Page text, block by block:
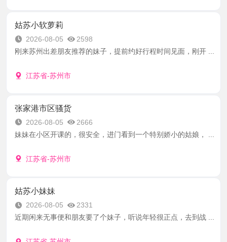
姑苏小软萝莉
2026-08-05
2598
刚来苏州出差朋友推荐的妹子，提前约好行程时间见面，刚开 ...
江苏省-苏州市
张家港市区骚货
2026-08-05
2666
妹妹在小区开课的，很安全，进门看到一个特别娇小的姑娘， ...
江苏省-苏州市
姑苏小妹妹
2026-08-05
2331
近期闲来无事便和朋友要了个妹子，听说年轻很正点，去到战 ...